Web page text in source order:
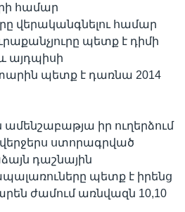
համար
վերականգնելու համար
պետք է դիմի
և այդպիսի
տարին պետք է դառնա 2014
իր ուղերձում
վերջերս ստորագրված
դաշնային
պետք է իրենց
ժամում առնվազն 10,10